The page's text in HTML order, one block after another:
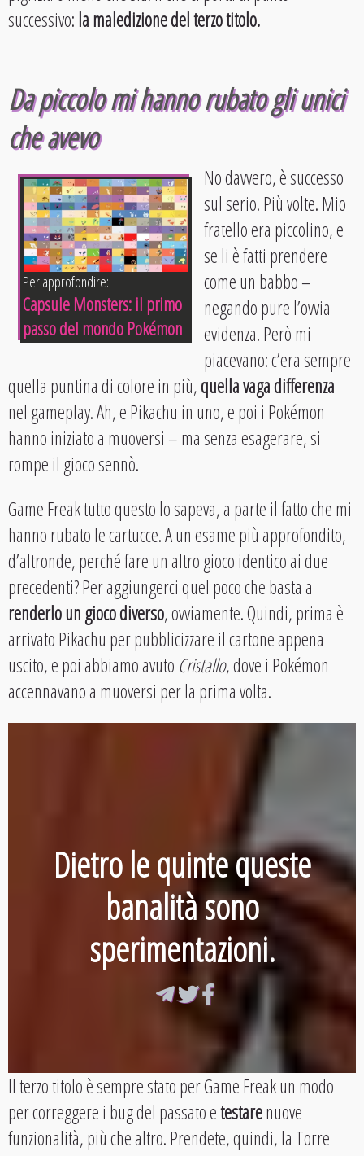
successivo:la maledizione del terzo titolo.
Da piccolo mi hanno rubato gli unici
che avevo
Per approfondire:
Capsule Monsters: il primo
passo del mondo Pokémon
No davvero, è successo
sul serio. Più volte. Mio
fratello era piccolino, e
se li è fatti prendere
come un babbo –
negando pure l’ovvia
evidenza. Però mi
piacevano: c’era sempre
quella puntina di colore in più,quella vaga differenza
nel gameplay. Ah, e Pikachu in uno, e poi i Pokémon
hanno iniziato a muoversi – ma senza esagerare, si
rompe il gioco sennò.
Game Freak tutto questo lo sapeva, a parte il fatto che mi
hanno rubato le cartucce. A un esame più approfondito,
d’altronde, perché fare un altro gioco identico ai due
precedenti? Per aggiungerci quel poco che basta a
renderlo un gioco diverso, ovviamente. Quindi, prima è
arrivato Pikachu per pubblicizzare il cartone appena
uscito, e poi abbiamo avuto Cristallo, dove i Pokémon
accennavano a muoversi per la prima volta.
Dietro le quinte queste
banalità sono
sperimentazioni.
Il terzo titolo è sempre stato per Game Freak un modo
per correggere i bug del passato etestarenuove
funzionalità, più che altro. Prendete, quindi, la Torre